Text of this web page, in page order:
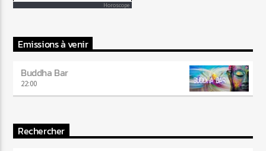
Horoscope
Emissions à venir
Buddha Bar
22:00
Rechercher